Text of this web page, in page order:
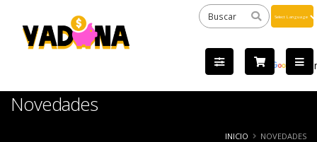
by
Novedades
INICIO NOVEDADES